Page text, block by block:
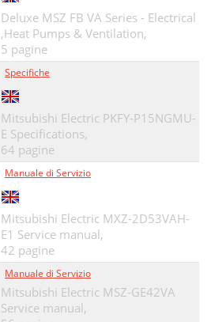
Deluxe MSZ FB VA Series - Electrical
,Heat Pumps & Ventilation,
5 pagine
Specifiche
Mitsubishi Electric PKFY-P15NGMU-
E Specifications,
64 pagine
Manuale di Servizio
Mitsubishi Electric MXZ-2D53VAH-
E1 Service manual,
42 pagine
Manuale di Servizio
Mitsubishi Electric MSZ-GE42VA
Service manual,